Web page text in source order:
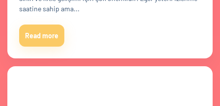
saatine sahip ama...
Read more